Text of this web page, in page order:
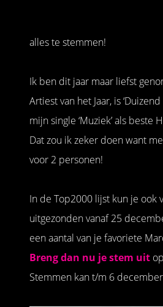
alles te stemmen!
Ik ben dit jaar maar liefst
Artiest van het Jaar, is
mijn single ‘Muziek’ als beste
Dat zou ik zeker doen want
voor 2 personen!
In de Top2000 lijst kun je ook
uitgezonden vanaf 25
een aantal van je favoriete
Breng dan nu je stem uit
Stemmen kan t/m 6